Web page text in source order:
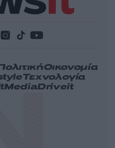
Οικονομία
Τεχνολογία
MediaDriveit